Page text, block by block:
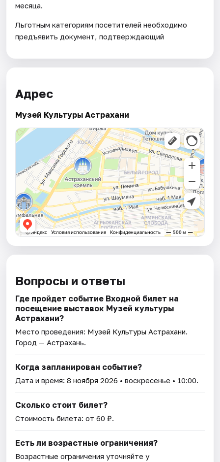
месяца.
Льготным категориям посетителей необходимо
предъявить документ, подтверждающий
Адрес
Музей Культуры Астрахани
Вопросы и ответы
Где пройдет событие Входной билет на
посещение выставок Музей культуры
Астрахани?
Место проведения: Музей Культуры Астрахани.
Город — Астрахань.
Когда запланирован событие?
Дата и время:8 ноября 2026 • воскресенье • 10:00.
Сколько стоит билет?
Стоимость билета: от 60 ₽.
Есть ли возрастные ограничения?
Возрастные ограничения уточняйте у